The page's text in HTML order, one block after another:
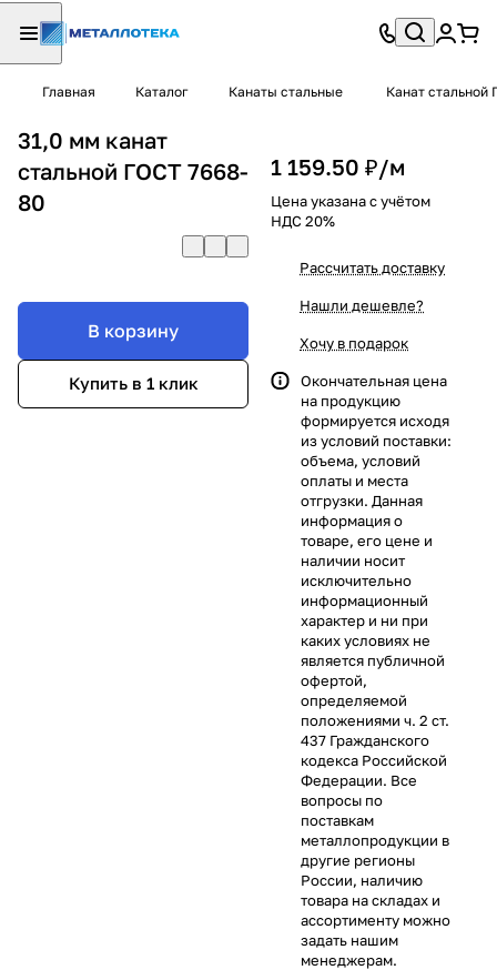
Главная Каталог Канаты стальные Канат стальной
31,0 мм канат
стальной ГОСТ 7668-
80
В корзину
Купить в 1 клик
1 159.50 ₽/м
Цена указана с учётом
НДС 20%
Рассчитать доставку
Нашли дешевле?
Хочу в подарок
Окончательная цена
на продукцию
формируется исходя
из условий поставки:
объема, условий
оплаты и места
отгрузки. Данная
информация о
товаре, его цене и
наличии носит
исключительно
информационный
характер и ни при
каких условиях не
является публичной
офертой,
определяемой
положениями ч. 2 ст.
437 Гражданского
кодекса Российской
Федерации. Все
вопросы по
поставкам
металлопродукции в
другие регионы
России, наличию
товара на складах и
ассортименту можно
задать нашим
менеджерам.